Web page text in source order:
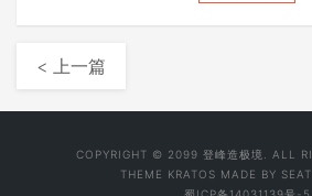
< 上一篇
COPYRIGHT © 2099 登峰造极境. ALL
THEME KRATOS MADE BY